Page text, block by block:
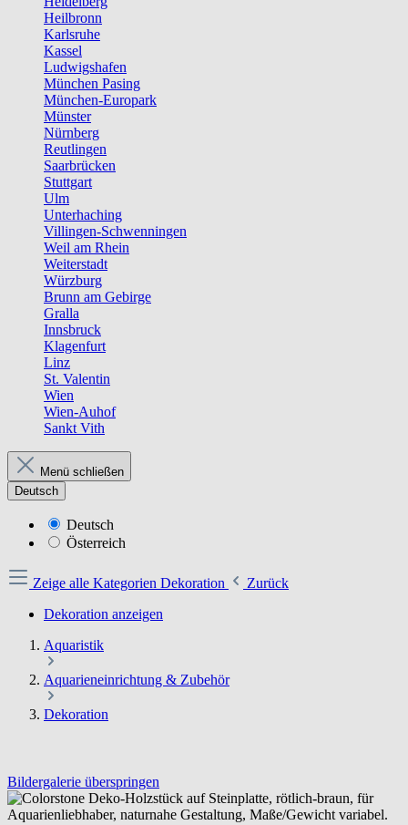
Heilbronn
Karlsruhe
Kassel
Ludwigshafen
München Pasing
München-Europark
Münster
Nürnberg
Reutlingen
Saarbrücken
Stuttgart
Ulm
Unterhaching
Villingen-Schwenningen
Weil am Rhein
Weiterstadt
Würzburg
Brunn am Gebirge
Gralla
Innsbruck
Klagenfurt
Linz
St. Valentin
Wien
Wien-Auhof
Sankt Vith
Menü schließen
Deutsch
Deutsch
Österreich
Zeige alle Kategorien Dekoration
Zurück
Dekoration anzeigen
Aquaristik
Aquarieneinrichtung & Zubehör
Dekoration
Bildergalerie überspringen